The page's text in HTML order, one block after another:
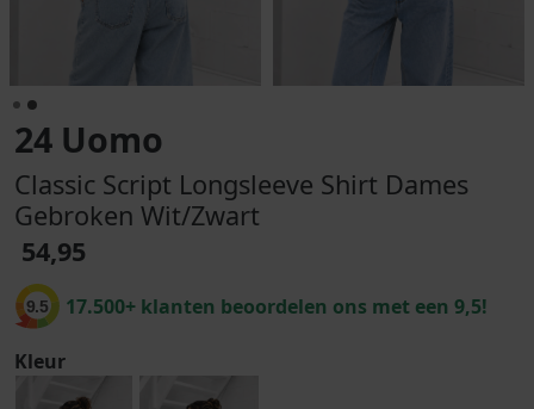
24 Uomo
Classic Script Longsleeve Shirt Dames
Gebroken Wit/Zwart
54,95
9.5 17.500+ klanten beoordelen ons met een 9,5!
Kleur